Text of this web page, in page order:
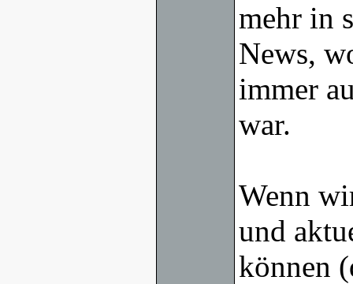
mehr in
News,
immer
war.
Wenn
und
können